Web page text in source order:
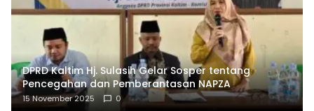
DPRD Kaltim Hj. Sulasih Gelar Sosper tentang
Pencegahan dan Pemberantasan NAPZA
15 November 2025 0